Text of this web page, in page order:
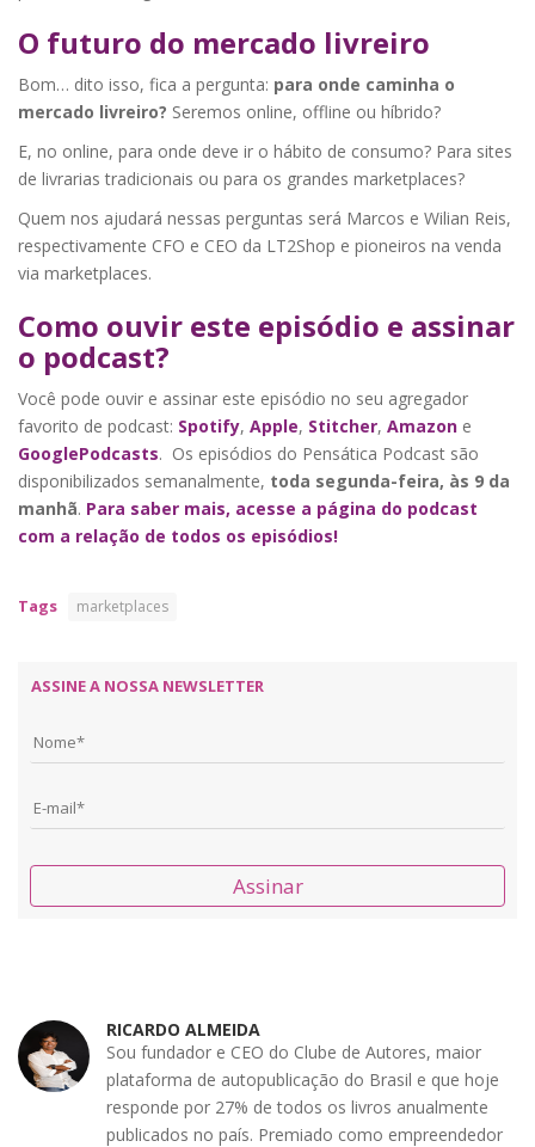
O futuro do mercado livreiro
Bom… dito isso, fica a pergunta: para onde caminha o
mercado livreiro? Seremos online, offline ou híbrido?
E, no online, para onde deve ir o hábito de consumo? Para sites
de livrarias tradicionais ou para os grandes marketplaces?
Quem nos ajudará nessas perguntas será Marcos e Wilian Reis,
respectivamente CFO e CEO da LT2Shop e pioneiros na venda
via marketplaces.
Como ouvir este episódio e assinar
o podcast?
Você pode ouvir e assinar este episódio no seu agregador
favorito de podcast: Spotify, Apple, Stitcher, Amazon e
GooglePodcasts. Os episódios do Pensática Podcast são
disponibilizados semanalmente, toda segunda-feira, às 9 da
manhã. Para saber mais, acesse a página do podcast
com a relação de todos os episódios!
Tags marketplaces
ASSINE A NOSSA NEWSLETTER
Assinar
RICARDO ALMEIDA
Sou fundador e CEO do Clube de Autores, maior
plataforma de autopublicação do Brasil e que hoje
responde por 27% de todos os livros anualmente
publicados no país. Premiado como empreendedor